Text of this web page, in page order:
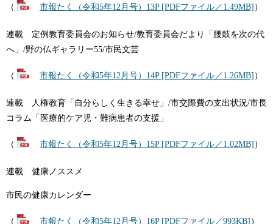
（ 市報たく（令和5年12月号）13P [PDFファイル／1.49MB] ）
連載 定例教育委員会のお知らせ/教育委員会だより「腰鼓を次の代
へ」/野の仏ギャラリー55/市民文芸
（ 市報たく（令和5年12月号）14P [PDFファイル／1.26MB] ）
連載 人権教育「自分らしく生きる幸せ」/市交際費の支出状況/市長
コラム「医療的ケア児・難病患者の支援」
（ 市報たく（令和5年12月号）15P [PDFファイル／1.02MB] ）
連載 健康ノススメ
市民の健康カレンダー
（ 市報たく（令和5年12月号）16P [PDFファイル／993KB] ）